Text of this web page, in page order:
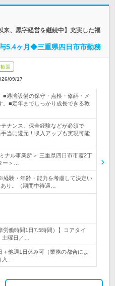
来、黒字経営を継続中】充実した福
5.4ヶ月◆三重県四日市市勤務
迎
09/17
■港湾設備の保守・点検・修繕・メ
。■定年までしっかり成長できる教
ナンス、保全経験などが必須で
当に還元！収入アップも実現可能
ナル事業所＞ 三重県四日市市霞2丁
ー＞…
経験・年齢・能力を考慮して決定い
り。（期間中待遇…
労働時間1日7.5時間）】コアタイ
曜日／…
他週1日休み可（業務の都合によ
入…